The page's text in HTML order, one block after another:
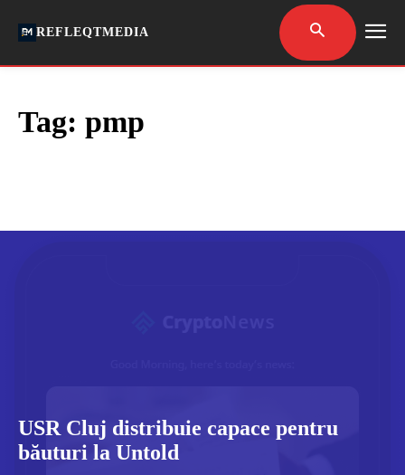
REFLEQTMEDIA
Tag: pmp
USR Cluj distribuie capace pentru
băuturi la Untold